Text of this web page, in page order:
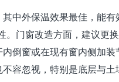
中外保温效果最佳，能
门窗改造方面，建议更
倒窗或在现有窗内侧加
容忽视，特别是底层与